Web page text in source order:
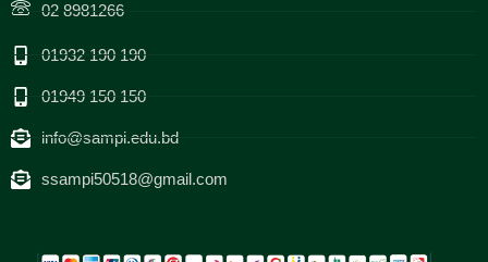
02 8981266
01932 190 190
01949 150 150
info@sampi.edu.bd
ssampi50518@gmail.com